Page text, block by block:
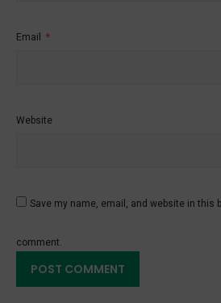
Email *
Website
Save my name, email, and website in this
comment.